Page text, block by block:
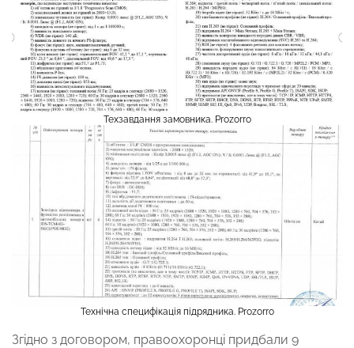
Техзавдання замовника. Prozorro
Технічна специфікація підрядника. Prozorro
Згідно з договором, правоохоронці придбали 9